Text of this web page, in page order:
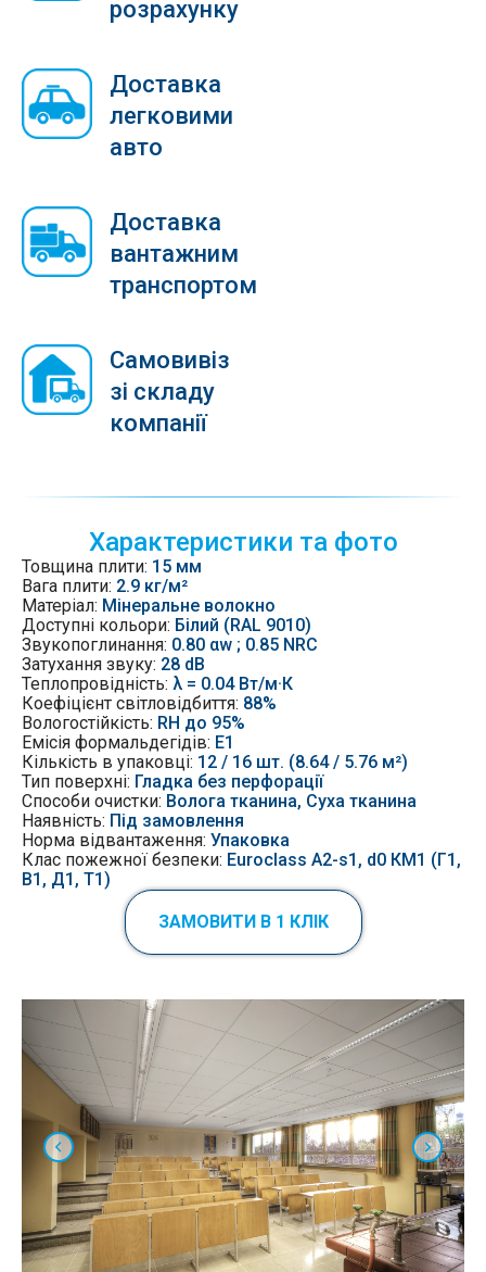
розрахунку
Доставка
легковими
авто
Доставка
вантажним
транспортом
Самовивіз
зі складу
компанії
Характеристики та фото
Товщина плити: 15 мм
Вага плити: 2.9 кг/м²
Матеріал: Мінеральне волокно
Доступні кольори: Білий (RAL 9010)
Звукопоглинання: 0.80 αw ; 0.85 NRC
Затухання звуку: 28 dB
Теплопровідність: λ = 0.04 Вт/м·К
Коефіцієнт світловідбиття: 88%
Вологостійкість: RH до 95%
Емісія формальдегідів: Е1
Кількість в упаковці: 12 / 16 шт. (8.64 / 5.76 м²)
Тип поверхні: Гладка без перфорації
Способи очистки: Волога тканина, Суха тканина
Наявність: Під замовлення
Норма відвантаження: Упаковка
Клас пожежної безпеки: Euroclass A2-s1, d0 КМ1 (Г1,
В1, Д1, Т1)
ЗАМОВИТИ В 1 КЛІК